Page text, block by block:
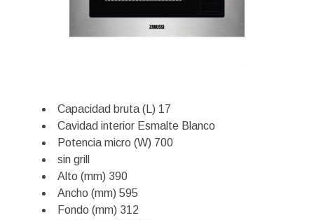
Capacidad bruta (L) 17
Cavidad interior Esmalte Blanco
Potencia micro (W) 700
sin grill
Alto (mm) 390
Ancho (mm) 595
Fondo (mm) 312